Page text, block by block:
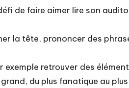
de faire aimer lire son
la tête, prononcer des
retrouver des
du plus fanatique au